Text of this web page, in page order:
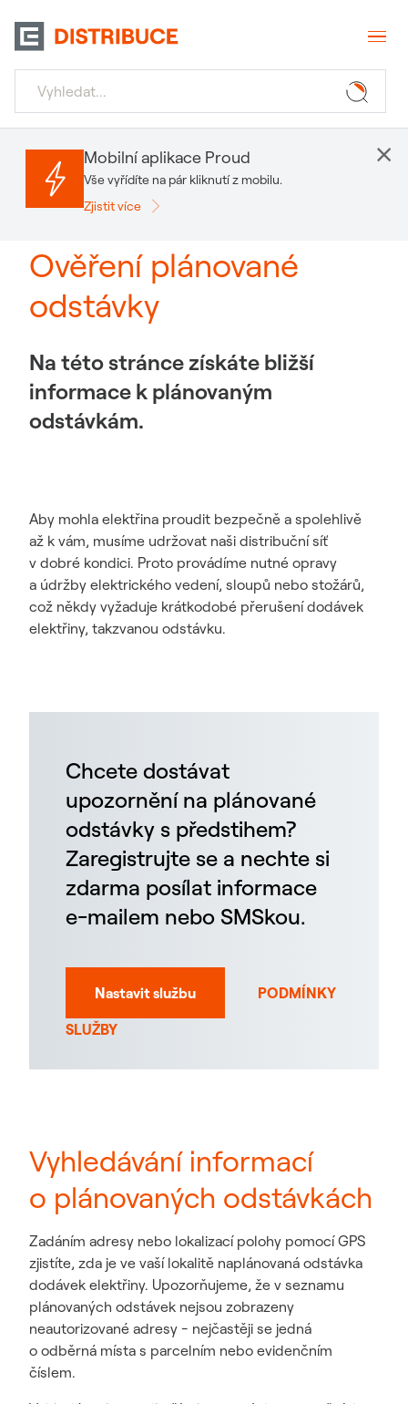
Ověření plánované
odstávky
Na této stránce získáte bližší
informace k plánovaným
odstávkám.
Aby mohla elektřina proudit bezpečně a spolehlivě
až k vám, musíme udržovat naši distribuční síť
v dobré kondici. Proto provádíme nutné opravy
a údržby elektrického vedení, sloupů nebo stožárů,
což někdy vyžaduje krátkodobé přerušení dodávek
elektřiny, takzvanou odstávku.
Mobilní aplikace Proud
Vše vyřídíte na pár kliknutí z mobilu.
Zjistit více
×
Chcete dostávat
upozornění na plánované
odstávky s předstihem?
Zaregistrujte se a nechte si
zdarma posílat informace
e-mailem nebo SMSkou.
Nastavit službu
PODMÍNKY
SLUŽBY
Vyhledávání informací
o plánovaných odstávkách
Zadáním adresy nebo lokalizací polohy pomocí GPS
zjistíte, zda je ve vaší lokalitě naplánovaná odstávka
dodávek elektřiny. Upozorňujeme, že v seznamu
plánovaných odstávek nejsou zobrazeny
neautorizované adresy - nejčastěji se jedná
o odběrná místa s parcelním nebo evidenčním
číslem.